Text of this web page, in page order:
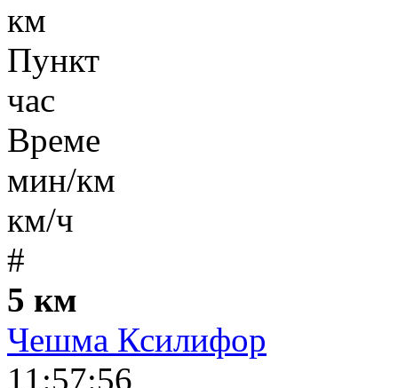
км
Пункт
час
Време
мин/км
км/ч
#
5 км
Чешма Ксилифор
11:57:56